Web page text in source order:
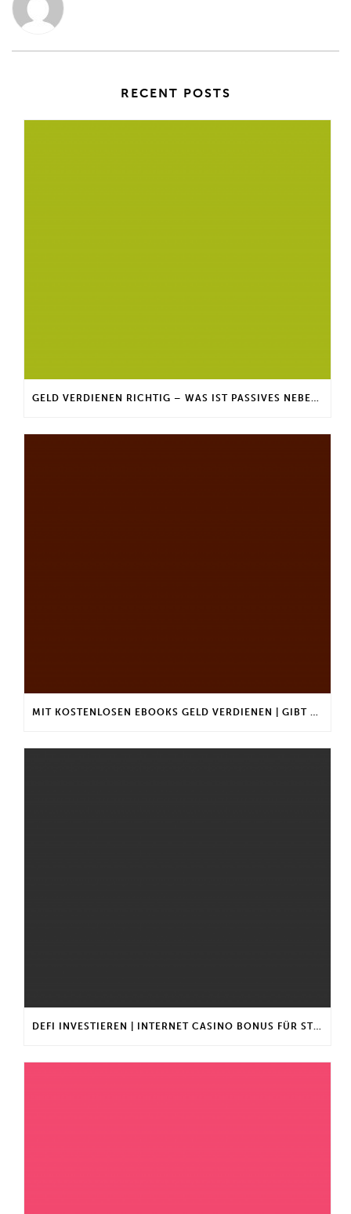
RECENT POSTS
GELD VERDIENEN RICHTIG – WAS IST PASSIVES NEBENEINKOMMEN?
MIT KOSTENLOSEN EBOOKS GELD VERDIENEN | GIBT ES EINEN MAXIMALEN ANLAGEBETRAG?